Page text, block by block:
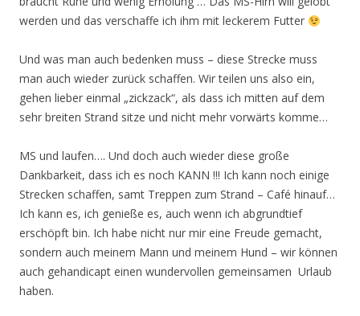
werden und das verschaffe ich ihm mit leckerem Futter
Und was man auch bedenken muss – diese Strecke muss
man auch wieder zurück schaffen. Wir teilen uns also ein,
gehen lieber einmal „zickzack“, als dass ich mitten auf dem
sehr breiten Strand sitze und nicht mehr vorwärts komme…
MS und laufen…. Und doch auch wieder diese große
Dankbarkeit, dass ich es noch KANN !!! Ich kann noch einige
Strecken schaffen, samt Treppen zum Strand – Café hinauf…
Ich kann es, ich genieße es, auch wenn ich abgrundtief
erschöpft bin. Ich habe nicht nur mir eine Freude gemacht,
sondern auch meinem Mann und meinem Hund – wir können
auch gehandicapt einen wundervollen gemeinsamen Urlaub
haben.